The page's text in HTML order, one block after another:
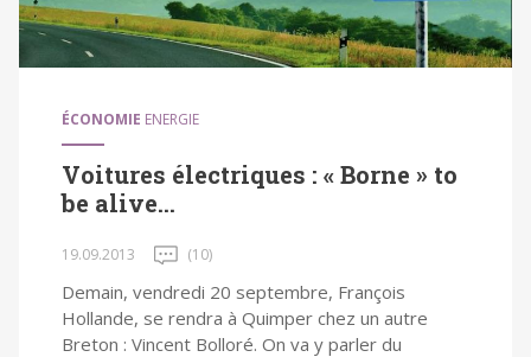
ÉCONOMIE ENERGIE
Voitures électriques : « Borne » to
be alive…
19.09.2013 (10)
Demain, vendredi 20 septembre, François
Hollande, se rendra à Quimper chez un autre
Breton : Vincent Bolloré. On va y parler du